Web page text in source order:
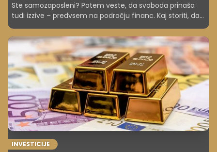
Ste samozaposleni? Potem veste, da svoboda prinaša
tudi izzive – predvsem na področju financ. Kaj storiti, da
se izognemo težavam, kako ukrepati v krizi in kdaj
prepoznati trenutek za spremembe? Preverite praktične
nasvete, ki vam bodo pomagali ostati na vrhu oz. ob
pravem času sprejeti prave odločitve!
INVESTICIJE